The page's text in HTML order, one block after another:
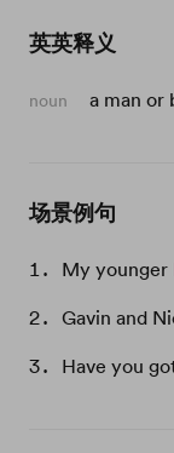
英英释义
noun a man or
场景例句
My younger
Gavin and
Have you